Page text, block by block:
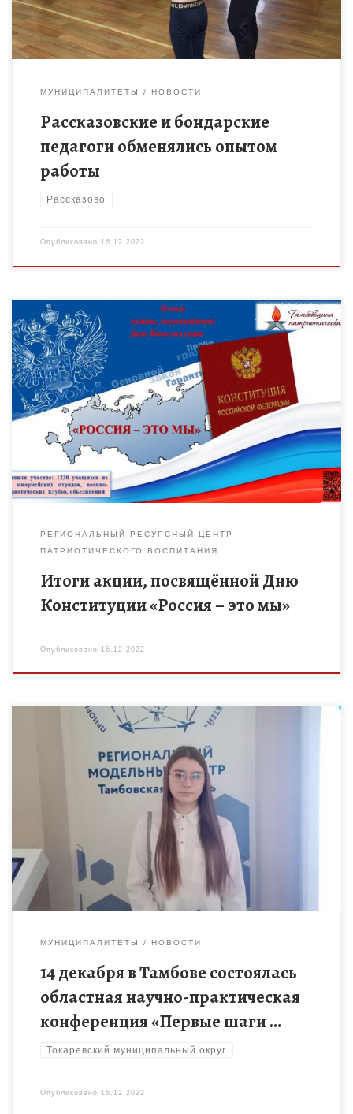
МУНИЦИПАЛИТЕТЫ НОВОСТИ
Рассказовские и бондарские
педагоги обменялись опытом
работы
Рассказово
Опубликовано 16.12.2022
12 декабря 2022 года в День Конституции, в рамках
регионального дистанционного событийного марафона
«Тамбовщина патриотическая», прошла акция «Россия – это
мы». В акции приняли участие […]
РЕГИОНАЛЬНЫЙ РЕСУРСНЫЙ ЦЕНТР
ПАТРИОТИЧЕСКОГО ВОСПИТАНИЯ
Итоги акции, посвящённой Дню
Конституции «Россия – это мы»
Опубликовано 16.12.2022
14 декабря в Тамбове состоялась областная научно-
практическая конференция «Первые шаги в науку».
Мероприятие, являясь частью системной работы по
выявлению талантливых детей в сфере науки, стало […]
МУНИЦИПАЛИТЕТЫ НОВОСТИ
14 декабря в Тамбове состоялась
областная научно-практическая
конференция «Первые шаги …
Токаревский муниципальный округ
Опубликовано 16.12.2022